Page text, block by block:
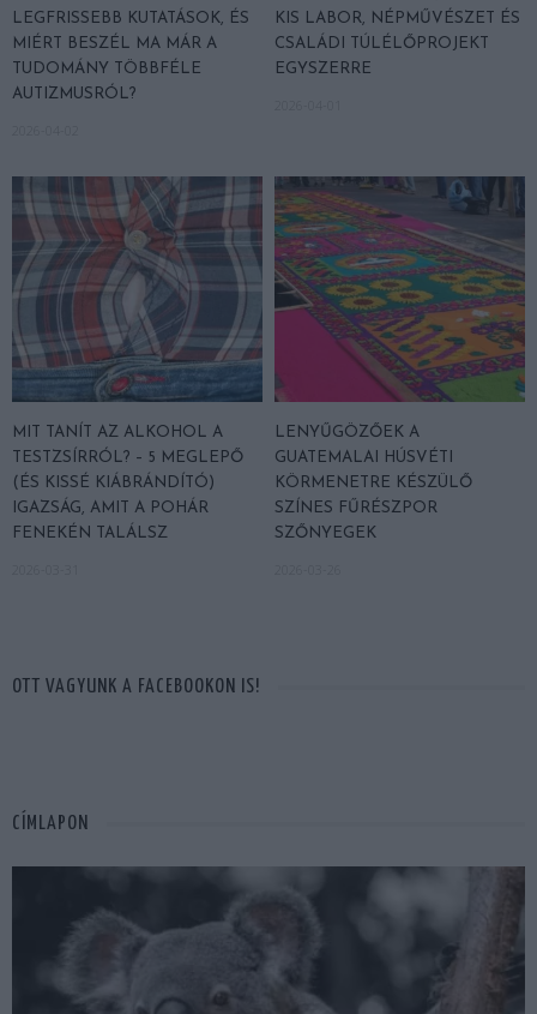
LEGFRISSEBB KUTATÁSOK, ÉS
MIÉRT BESZÉL MA MÁR A
TUDOMÁNY TÖBBFÉLE
AUTIZMUSRÓL?
KIS LABOR, NÉPMŰVÉSZET ÉS
CSALÁDI TÚLÉLŐPROJEKT
EGYSZERRE
MIT TANÍT AZ ALKOHOL A
TESTZSÍRRÓL? – 5 MEGLEPŐ
(ÉS KISSÉ KIÁBRÁNDÍTÓ)
IGAZSÁG, AMIT A POHÁR
FENEKÉN TALÁLSZ
LENYŰGÖZŐEK A
GUATEMALAI HÚSVÉTI
KÖRMENETRE KÉSZÜLŐ
SZÍNES FŰRÉSZPOR
SZŐNYEGEK
OTT VAGYUNK A FACEBOOKON IS!
CÍMLAPON